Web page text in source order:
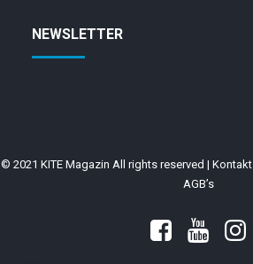
NEWSLETTER
© 2021 KITE Magazin All rights reserved | Kontakt
AGB’s